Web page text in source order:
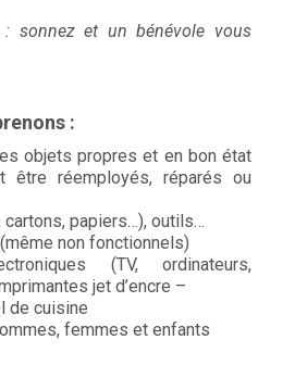
sonnez et un bénévole vous
:
objets propres et en bon état
être réemployés, réparés ou
papiers…), outils…
non fonctionnels)
(TV, ordinateurs,
jet d’encre –
de cuisine
femmes et enfants